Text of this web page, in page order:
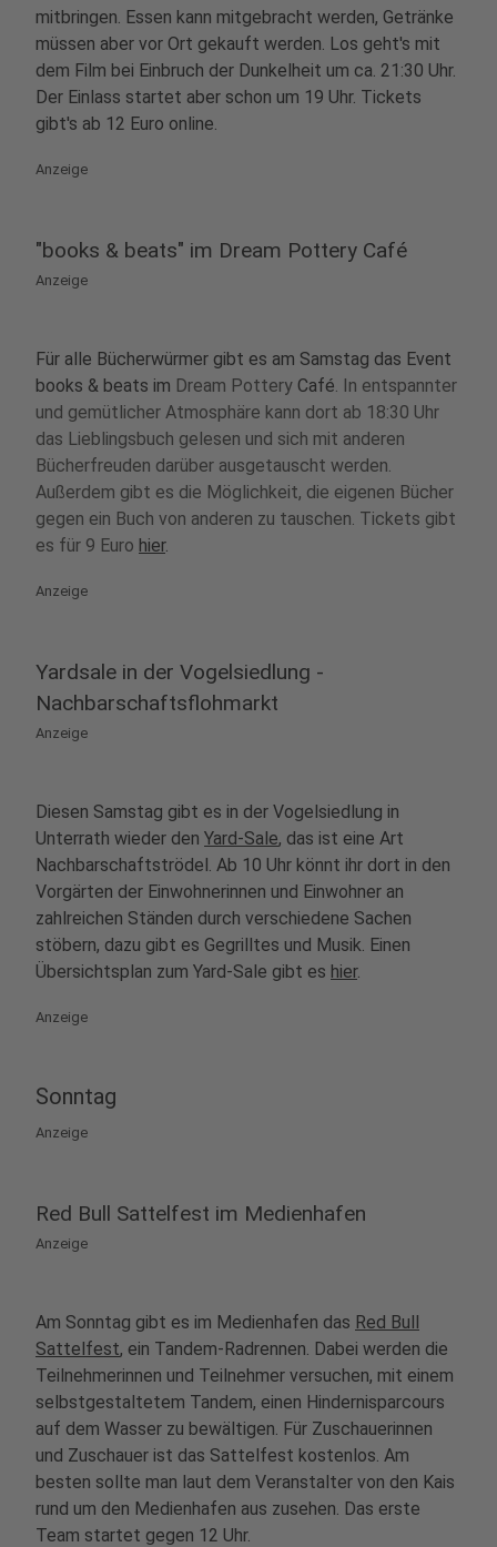
mitbringen. Essen kann mitgebracht werden, Getränke
müssen aber vor Ort gekauft werden. Los geht's mit
dem Film bei Einbruch der Dunkelheit um ca. 21:30 Uhr.
Der Einlass startet aber schon um 19 Uhr. Tickets
gibt's ab 12 Euro online.
Anzeige
"books & beats" im Dream Pottery Café
Anzeige
Für alle Bücherwürmer gibt es am Samstag das Event
books & beats im Dream Pottery Café. In entspannter
und gemütlicher Atmosphäre kann dort ab 18:30 Uhr
das Lieblingsbuch gelesen und sich mit anderen
Bücherfreuden darüber ausgetauscht werden.
Außerdem gibt es die Möglichkeit, die eigenen Bücher
gegen ein Buch von anderen zu tauschen. Tickets gibt
es für 9 Euro hier.
Anzeige
Yardsale in der Vogelsiedlung -
Nachbarschaftsflohmarkt
Anzeige
Diesen Samstag gibt es in der Vogelsiedlung in
Unterrath wieder den Yard-Sale, das ist eine Art
Nachbarschaftströdel. Ab 10 Uhr könnt ihr dort in den
Vorgärten der Einwohnerinnen und Einwohner an
zahlreichen Ständen durch verschiedene Sachen
stöbern, dazu gibt es Gegrilltes und Musik. Einen
Übersichtsplan zum Yard-Sale gibt es hier.
Anzeige
Sonntag
Anzeige
Red Bull Sattelfest im Medienhafen
Anzeige
Am Sonntag gibt es im Medienhafen das Red Bull
Sattelfest, ein Tandem-Radrennen. Dabei werden die
Teilnehmerinnen und Teilnehmer versuchen, mit einem
selbstgestaltetem Tandem, einen Hindernisparcours
auf dem Wasser zu bewältigen. Für Zuschauerinnen
und Zuschauer ist das Sattelfest kostenlos. Am
besten sollte man laut dem Veranstalter von den Kais
rund um den Medienhafen aus zusehen. Das erste
Team startet gegen 12 Uhr.